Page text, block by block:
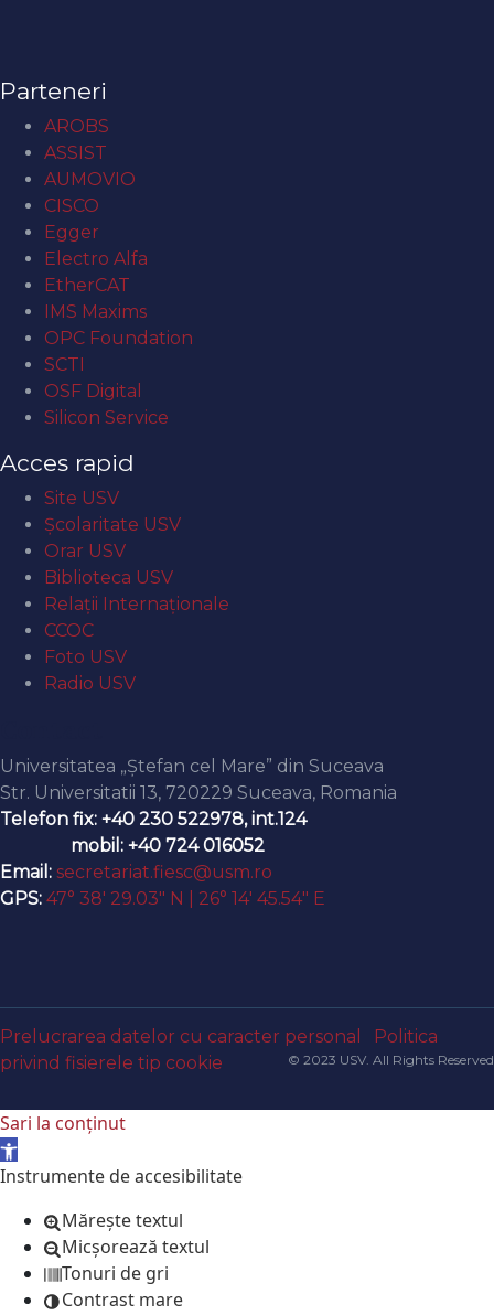
Parteneri
AROBS
ASSIST
AUMOVIO
CISCO
Egger
Electro Alfa
EtherCAT
IMS Maxims
OPC Foundation
SCTI
OSF Digital
Silicon Service
Acces rapid
Site USV
Şcolaritate USV
Orar USV
Biblioteca USV
Relaţii Internaţionale
CCOC
Foto USV
Radio USV
Universitatea „Ștefan cel Mare” din Suceava
Str. Universitatii 13, 720229 Suceava, Romania
Telefon fix: +40 230 522978, int.124
mobil: +40 724 016052
Email: secretariat.fiesc@usm.ro
GPS: 47° 38′ 29.03″ N | 26° 14′ 45.54″ E
Prelucrarea datelor cu caracter personal
Politica
privind fisierele tip cookie
© 2023 USV. All Rights Reserved
Sari la conținut
Deschide bara de unelte
Instrumente de accesibilitate
Mărește textul
Micșorează textul
Tonuri de gri
Contrast mare